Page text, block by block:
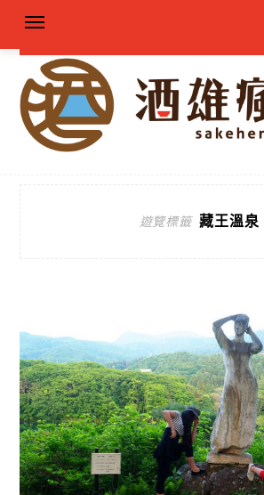
遊覽標籤 藏王溫泉